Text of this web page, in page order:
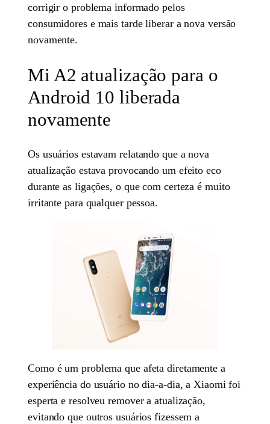
corrigir o problema informado pelos
consumidores e mais tarde liberar a nova versão
novamente.
Mi A2 atualização para o
Android 10 liberada
novamente
Os usuários estavam relatando que a nova
atualização estava provocando um efeito eco
durante as ligações, o que com certeza é muito
irritante para qualquer pessoa.
Como é um problema que afeta diretamente a
experiência do usuário no dia-a-dia, a Xiaomi foi
esperta e resolveu remover a atualização,
evitando que outros usuários fizessem a